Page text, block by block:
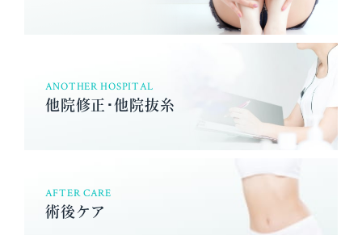
ANOTHER HOSPITAL
他院修正･他院抜糸
AFTER CARE
術後ケア